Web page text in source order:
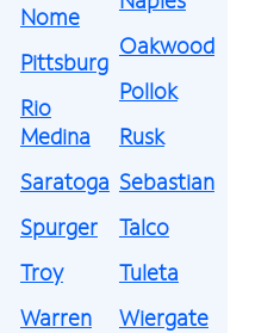
Nome
Pittsburg
Rio
Medina
Saratoga
Spurger
Troy
Warren
Oakwood
Pollok
Rusk
Sebastian
Talco
Tuleta
Wiergate